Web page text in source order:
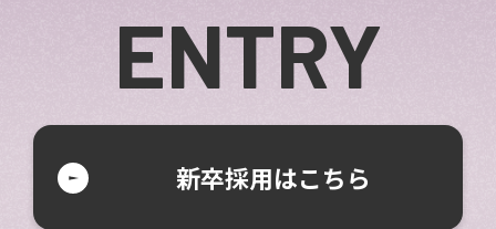
ENTRY
新卒採用はこちら